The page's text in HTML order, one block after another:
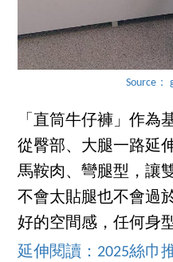
Source：
「直筒牛仔褲」作為
從臀部、大腿一路延
馬鞍肉、彎腿型，讓
不會太貼腿也不會過
好的空間感，任何身型
延伸閱讀：2025絲巾